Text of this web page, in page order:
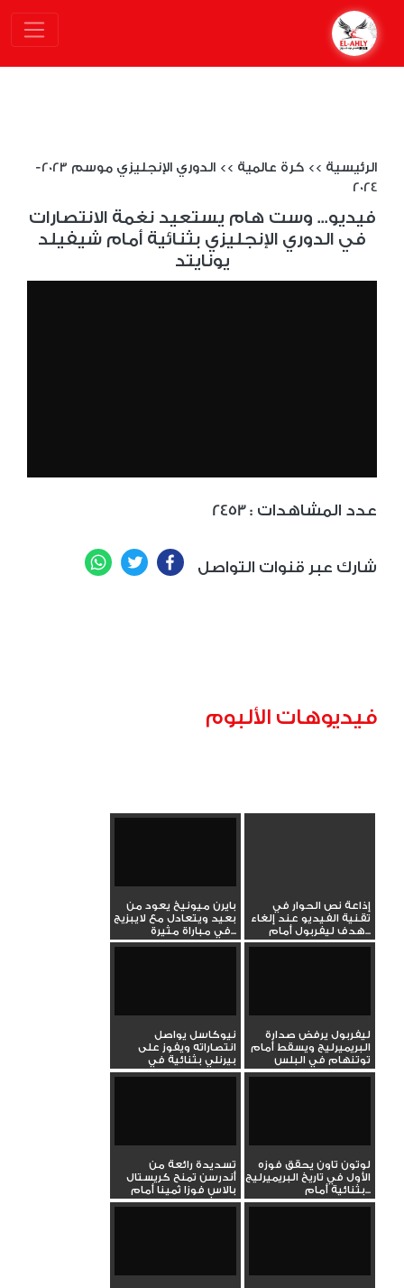
الرئيسية >> كرة عالمية >>
الدوري الإنجليزي موسم 2023-
2024
فيديو... وست هام يستعيد نغمة الانتصارات
في الدوري الإنجليزي بثنائية أمام شيفيلد
يونايتد
2453 : عدد المشاهدات
شارك عبر قنوات التواصل Facebook
Twitter
فيديوهات الألبوم
إذاعة نص الحوار في
تقنية الفيديو عند إلغاء
هدف ليفربول أمام...
بايرن ميونيخ يعود من
بعيد ويتعادل مع لايبزيج
في مباراة مثيرة...
ليفربول يرفض صدارة
البريميرليج ويسقط أمام
توتنهام في البلس
تسعين
نيوكاسل يواصل
انتصاراته ويفوز على
بيرنلي بثنائية في
الدوري...
لوتون تاون يحقق فوزه
الأول في تاريخ البريميرليج
بثنائية أمام...
تسديدة رائعة من
أندرسن تمنح كريستال
بالاس فوزا ثمينا أمام
مانشستر...